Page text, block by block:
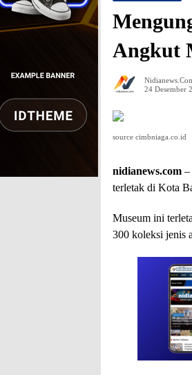
Angkut
24 Desember
source cimbniaga.co.id
nidianews.com –
terletak di Kota
Museum ini
300 koleksi jenis